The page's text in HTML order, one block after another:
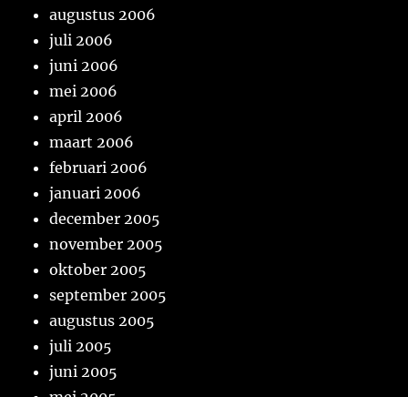
augustus 2006
juli 2006
juni 2006
mei 2006
april 2006
maart 2006
februari 2006
januari 2006
december 2005
november 2005
oktober 2005
september 2005
augustus 2005
juli 2005
juni 2005